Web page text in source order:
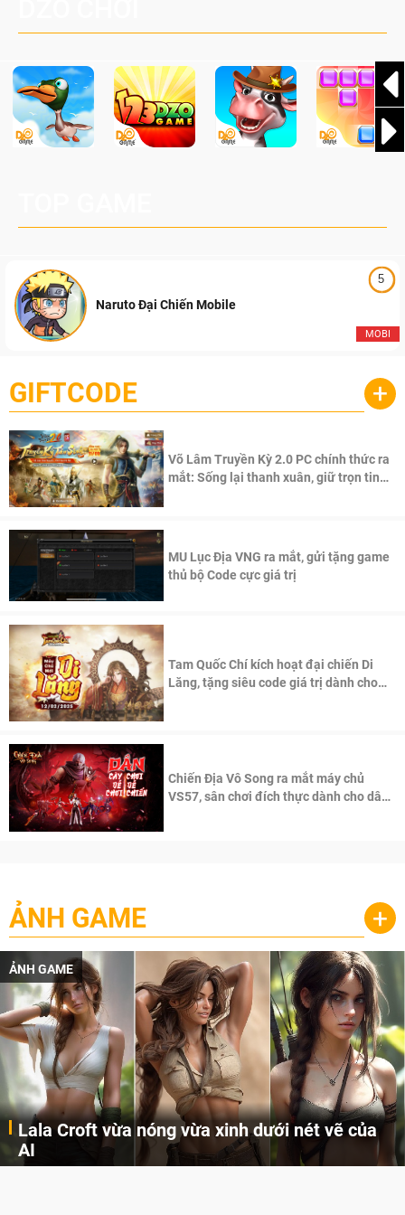
Pocketpair, Inc.
5
MOBI
Naruto Đại Chiến Mobile
GIFTCODE +
Võ Lâm Truyền Kỳ 2.0 PC chính thức ra
mắt: Sống lại thanh xuân, giữ trọn tinh
MU Lục Địa VNG ra mắt, gửi tặng game
thủ bộ Code cực giá trị
Tam Quốc Chí kích hoạt đại chiến Di
Lăng, tặng siêu code giá trị dành cho
Chiến Địa Vô Song ra mắt máy chủ
VS57, sân chơi đích thực dành cho dân
ẢNH GAME +
ẢNH GAME
Lala Croft vừa nóng vừa xinh dưới nét vẽ của
AI